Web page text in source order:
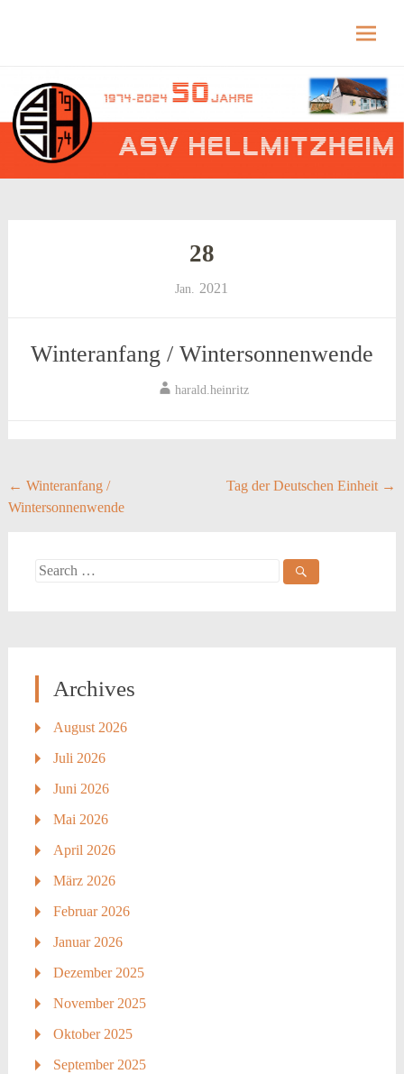
Hellmitzheim.de – fränkisches Dorf am Rande
to
content
28
Jan. 2021
Winteranfang / Wintersonnenwende
harald.heinritz
Post
navigation
← Winteranfang /
Wintersonnenwende
Tag der Deutschen Einheit →
Search
Archives
August 2026
Juli 2026
Juni 2026
Mai 2026
April 2026
März 2026
Februar 2026
Januar 2026
Dezember 2025
November 2025
Oktober 2025
September 2025